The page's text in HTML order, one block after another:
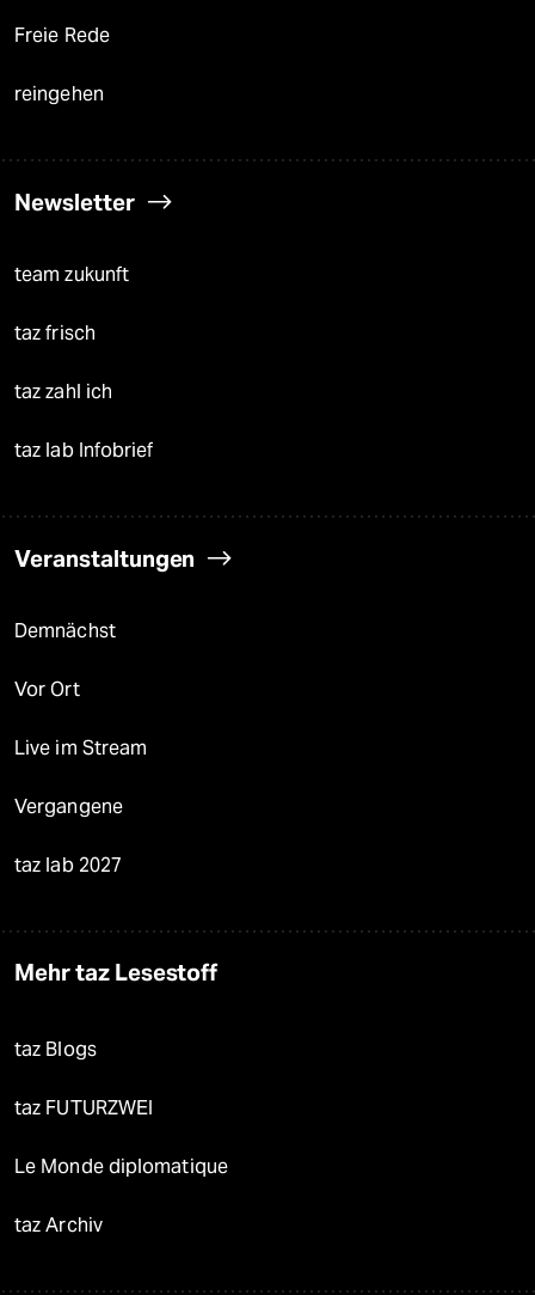
Freie Rede
reingehen
Newsletter
team zukunft
taz frisch
taz zahl ich
taz lab Infobrief
Veranstaltungen
Demnächst
Vor Ort
Live im Stream
Vergangene
taz lab 2027
Mehr taz Lesestoff
taz Blogs
taz FUTURZWEI
Le Monde diplomatique
taz Archiv